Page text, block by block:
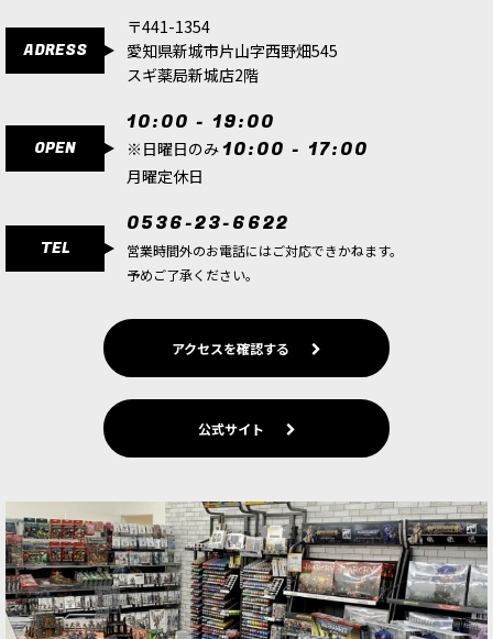
ADRESS
〒441-1354
愛知県新城市片山字西野畑545
スギ薬局新城店2階
OPEN
10:00 - 19:00
※日曜日のみ 10:00 - 17:00
月曜定休日
TEL
0536-23-6622
営業時間外のお電話にはご対応できかねます。
予めご了承ください。
アクセスを確認する
公式サイト